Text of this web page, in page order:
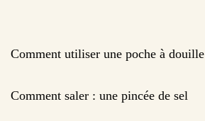
Comment utiliser une poche à douille
Comment saler : une pincée de sel